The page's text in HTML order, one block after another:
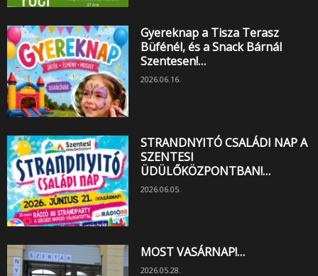
Gyereknap a Tisza Terasz
Büfénél, és a Snack Bárnál
Szentesen!…
2026.06.16.
STRANDNYITÓ CSALÁDI NAP A
SZENTESI
ÜDÜLŐKÖZPONTBAN!…
2026.06.05.
MOST VASÁRNAP!…
2026.05.28.